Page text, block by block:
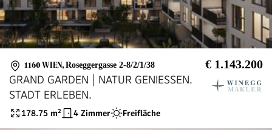
1160 WIEN, Roseggergasse 2-8/2/1/38 € 1.143.200
GRAND GARDEN | NATUR GENIESSEN.
STADT ERLEBEN.
178.75 m² 4 Zimmer Freifläche